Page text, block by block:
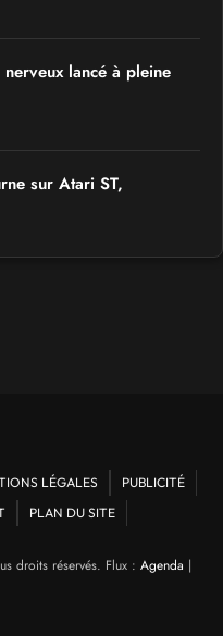
lancé à pleine
sur Atari ST,
LÉGALES
PUBLICITÉ
PLAN DU SITE
droits réservés. Flux : Agenda |